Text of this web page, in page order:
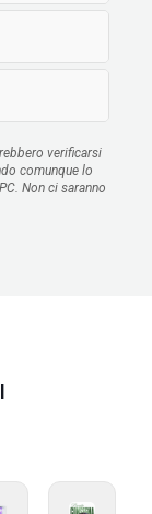
verificarsi
comunque lo
Non ci saranno